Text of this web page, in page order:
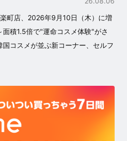
町店、2026年9月10日（木）に増
積1.5倍で"運命コスメ体験"がさ
コスメが並ぶ新コーナー、セルフ